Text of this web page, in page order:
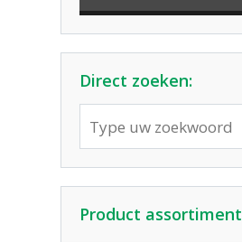
Direct zoeken:
Product assortiment